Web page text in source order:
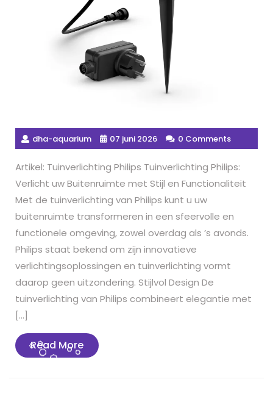
dha-aquarium 07 juni 2026 0 Comments
Artikel: Tuinverlichting Philips Tuinverlichting Philips:
Verlicht uw Buitenruimte met Stijl en Functionaliteit
Met de tuinverlichting van Philips kunt u uw
buitenruimte transformeren in een sfeervolle en
functionele omgeving, zowel overdag als ’s avonds.
Philips staat bekend om zijn innovatieve
verlichtingsoplossingen en tuinverlichting vormt
daarop geen uitzondering. Stijlvol Design De
tuinverlichting van Philips combineert elegantie met
[…]
Read MoreRead
More